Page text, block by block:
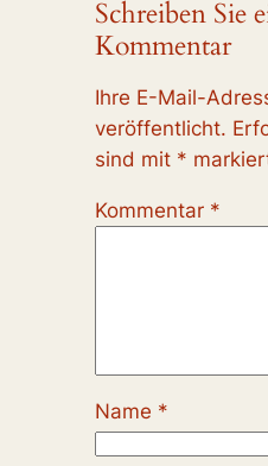
Schreiben Sie
Kommentar
Ihre E-Mail-
veröffentlicht.
sind mit *
Kommentar *
Name *